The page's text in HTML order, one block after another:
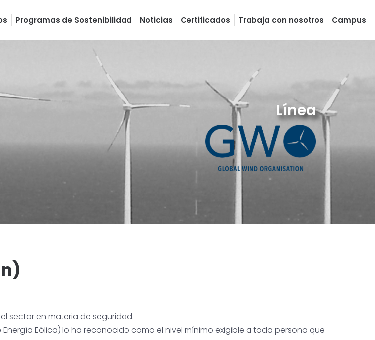
Programas de Sostenibilidad Noticias Certificados Trabaja con nosotros Campus
Línea
sector en materia de seguridad.
Eólica) lo ha reconocido como el nivel mínimo exigible a toda persona que